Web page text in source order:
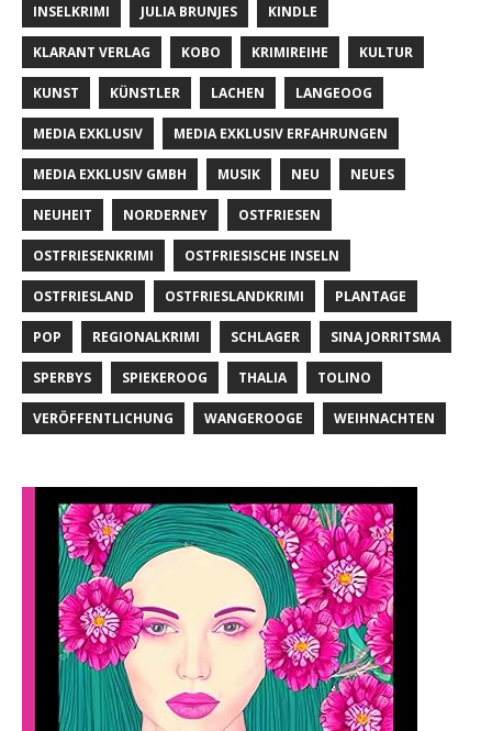
INSELKRIMI JULIA BRUNJES KINDLE
KLARANT VERLAG KOBO KRIMIREIHE KULTUR
KUNST KÜNSTLER LACHEN LANGEOOG
MEDIA EXKLUSIV MEDIA EXKLUSIV ERFAHRUNGEN
MEDIA EXKLUSIV GMBH MUSIK NEU NEUES
NEUHEIT NORDERNEY OSTFRIESEN
OSTFRIESENKRIMI OSTFRIESISCHE INSELN
OSTFRIESLAND OSTFRIESLANDKRIMI PLANTAGE
POP REGIONALKRIMI SCHLAGER SINA JORRITSMA
SPERBYS SPIEKEROOG THALIA TOLINO
VERÖFFENTLICHUNG WANGEROOGE WEIHNACHTEN